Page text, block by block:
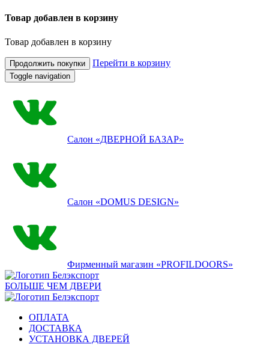
Товар добавлен в корзину
Товар добавлен в корзину
Продолжить покупки Перейти в корзину
Toggle navigation
Салон «ДВЕРНОЙ БАЗАР»
Салон «DOMUS DESIGN»
Фирменный магазин «PROFILDOORS»
БОЛЬШЕ ЧЕМ ДВЕРИ
ОПЛАТА
ДОСТАВКА
УСТАНОВКА ДВЕРЕЙ